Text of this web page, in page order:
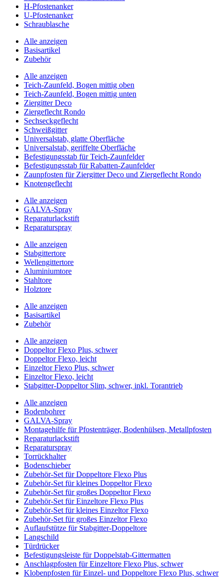
H-Pfostenanker
U-Pfostenanker
Schraublasche
Alle anzeigen
Basisartikel
Zubehör
Alle anzeigen
Teich-Zaunfeld, Bogen mittig oben
Teich-Zaunfeld, Bogen mittig unten
Ziergitter Deco
Ziergeflecht Rondo
Sechseckgeflecht
Schweißgitter
Universalstab, glatte Oberfläche
Universalstab, geriffelte Oberfläche
Befestigungsstab für Teich-Zaunfelder
Befestigungsstab für Rabatten-Zaunfelder
Zaunpfosten für Ziergitter Deco und Ziergeflecht Rondo
Knotengeflecht
Alle anzeigen
GALVA-Spray
Reparaturlackstift
Reparaturspray
Alle anzeigen
Stabgittertore
Wellengittertore
Aluminiumtore
Stahltore
Holztore
Alle anzeigen
Basisartikel
Zubehör
Alle anzeigen
Doppeltor Flexo Plus, schwer
Doppeltor Flexo, leicht
Einzeltor Flexo Plus, schwer
Einzeltor Flexo, leicht
Stabgitter-Doppeltor Slim, schwer, inkl. Torantrieb
Alle anzeigen
Bodenbohrer
GALVA-Spray
Montagehilfe für Pfostenträger, Bodenhülsen, Metallpfosten
Reparaturlackstift
Reparaturspray
Torrückhalter
Bodenschieber
Zubehör-Set für Doppeltore Flexo Plus
Zubehör-Set für kleines Doppeltor Flexo
Zubehör-Set für großes Doppeltor Flexo
Zubehör-Set für Einzeltore Flexo Plus
Zubehör-Set für kleines Einzeltor Flexo
Zubehör-Set für großes Einzeltor Flexo
Auflaufstütze für Stabgitter-Doppeltore
Langschild
Türdrücker
Befestigungsleiste für Doppelstab-Gittermatten
Anschlagpfosten für Einzeltore Flexo Plus, schwer
Klobenpfosten für Einzel- und Doppeltore Flexo Plus, schwer